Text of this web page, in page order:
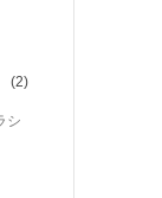
(2)
シ